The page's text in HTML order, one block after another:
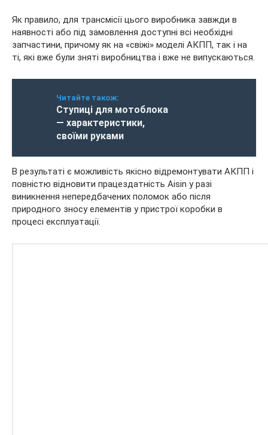
Як правило, для трансмісії цього виробника завжди в
наявності або під замовлення доступні всі необхідні
запчастини, причому як на «свіжі» моделі АКПП, так і на
ті, які вже були зняті виробництва і вже не випускаються.
Читайте також:
Ступиці для мотоблока
— характеристики,
своїми руками
В результаті є можливість якісно відремонтувати АКПП і
повністю відновити працездатність Aisin у разі
виникнення непередбачених поломок або після
природного зносу елементів у пристрої коробки в
процесі експлуатації.